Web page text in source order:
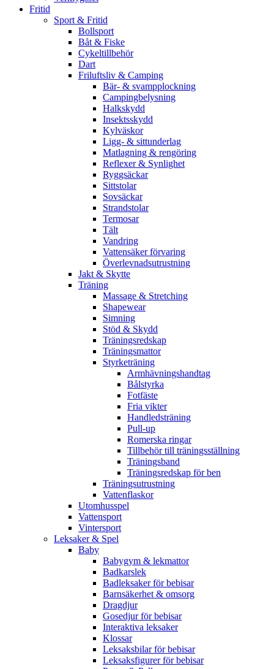
Fritid
Sport & Fritid
Bollsport
Båt & Fiske
Cykeltillbehör
Dart
Friluftsliv & Camping
Bär- & svampplockning
Campingbelysning
Halkskydd
Insektsskydd
Kylväskor
Ligg- & sittunderlag
Matlagning & rengöring
Reflexer & Synlighet
Ryggsäckar
Sittstolar
Sovsäckar
Strandstolar
Termosar
Tält
Vandring
Vattensäker förvaring
Överlevnadsutrustning
Jakt & Skytte
Träning
Massage & Stretching
Shapewear
Simning
Stöd & Skydd
Träningsredskap
Träningsmattor
Styrketräning
Armhävningshandtag
Bålstyrka
Fotfäste
Fria vikter
Handledsträning
Pull-up
Romerska ringar
Tillbehör till träningsställning
Träningsband
Träningsredskap för ben
Träningsutrustning
Vattenflaskor
Utomhusspel
Vattensport
Vintersport
Leksaker & Spel
Baby
Babygym & lekmattor
Badkarslek
Badleksaker för bebisar
Barnsäkerhet & omsorg
Dragdjur
Gosedjur för bebisar
Interaktiva leksaker
Klossar
Leksaksbilar för bebisar
Leksaksfigurer för bebisar